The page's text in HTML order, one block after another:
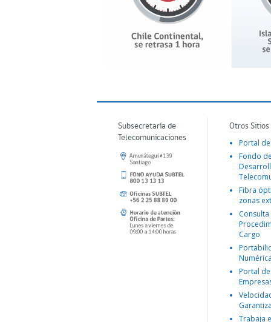
Subsecretaría de
Telecomunicaciones
Otros
Portal
Fondo
Fibra
zonas
Consulta
Cargo
Portal
Trabaja